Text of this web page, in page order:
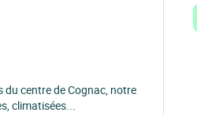
du centre de Cognac, notre
climatisées...